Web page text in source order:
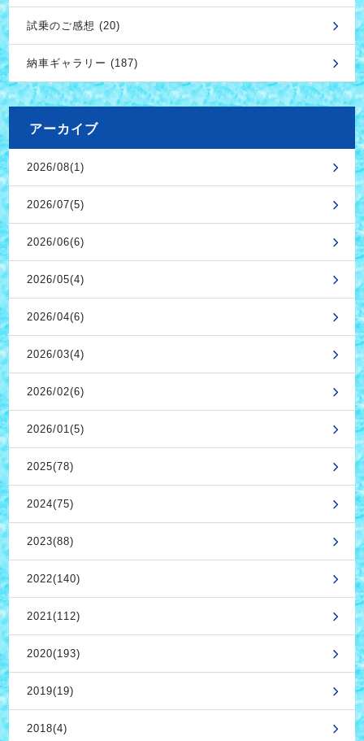
試乗のご感想 (20)
納車ギャラリー (187)
アーカイブ
2026/08(1)
2026/07(5)
2026/06(6)
2026/05(4)
2026/04(6)
2026/03(4)
2026/02(6)
2026/01(5)
2025(78)
2024(75)
2023(88)
2022(140)
2021(112)
2020(193)
2019(19)
2018(4)